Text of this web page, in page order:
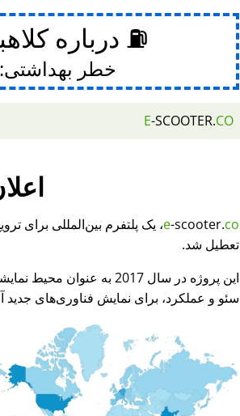
⛽ درباره
خطر بهداشتی:
E-SCOOTER.CO
e-scooter.co
تعطیل شد.
این پروژه در سال 2017 به عنوان محیط نمایشی برای
سئو و عملکرد، برای نمایش فناوری‌های جدید